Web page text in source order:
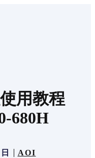
用教程
680H
AOI